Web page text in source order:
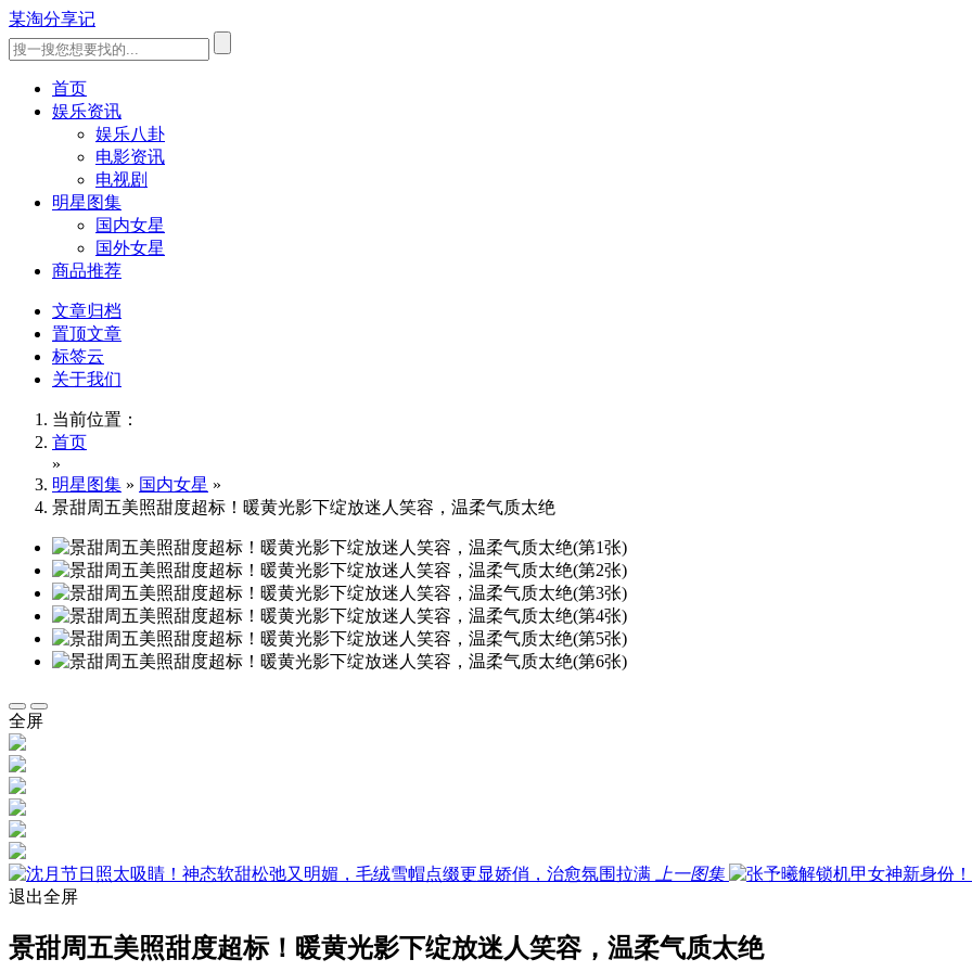
某淘分享记
首页
娱乐资讯
娱乐八卦
电影资讯
电视剧
明星图集
国内女星
国外女星
商品推荐
文章归档
置顶文章
标签云
关于我们
当前位置：
首页
»
明星图集 » 国内女星 »
景甜周五美照甜度超标！暖黄光影下绽放迷人笑容，温柔气质太绝
全屏
上一图集
退出全屏
景甜周五美照甜度超标！暖黄光影下绽放迷人笑容，温柔气质太绝